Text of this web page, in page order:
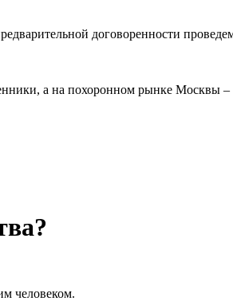
договоренности
а на похоронном рынке Москвы
человеком.